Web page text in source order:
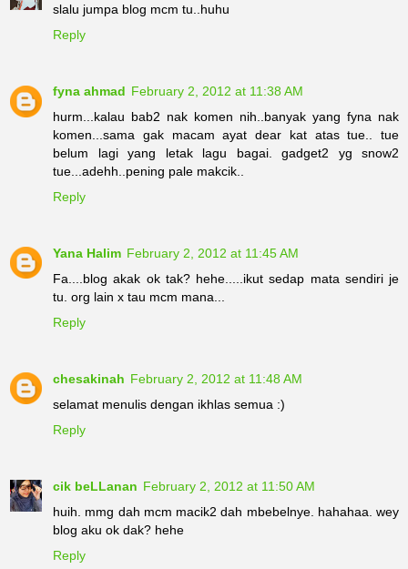
slalu jumpa blog mcm tu..huhu
Reply
fyna ahmad February 2, 2012 at 11:38 AM
hurm...kalau bab2 nak komen nih..banyak yang fyna nak
komen...sama gak macam ayat dear kat atas tue.. tue
belum lagi yang letak lagu bagai. gadget2 yg snow2
tue...adehh..pening pale makcik..
Reply
Yana Halim February 2, 2012 at 11:45 AM
Fa....blog akak ok tak? hehe.....ikut sedap mata sendiri je
tu. org lain x tau mcm mana...
Reply
chesakinah February 2, 2012 at 11:48 AM
selamat menulis dengan ikhlas semua :)
Reply
cik beLLanan February 2, 2012 at 11:50 AM
huih. mmg dah mcm macik2 dah mbebelnye. hahahaa. wey
blog aku ok dak? hehe
Reply